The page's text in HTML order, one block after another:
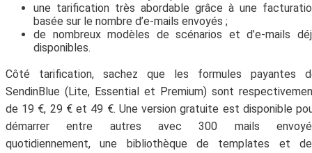
une tarification très abordable grâce à une
basée sur le nombre d’e-mails envoyés ;
de nombreux modèles de scénarios et d’e-mails
disponibles.
Côté tarification, sachez que les formules payantes
SendinBlue (Lite, Essential et Premium) sont
de 19 €, 29 € et 49 €. Une version gratuite est disponible
démarrer entre autres avec 300 mails
quotidiennement, une bibliothèque de templates et